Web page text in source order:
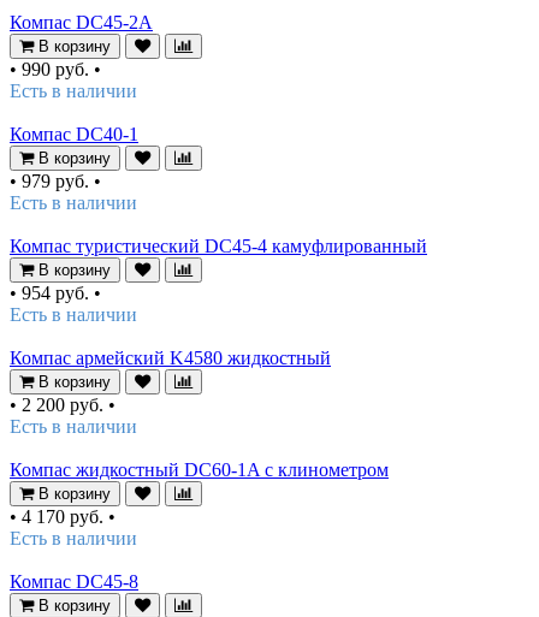
Компас DC45-2A
В корзину
• 990 руб. •
Есть в наличии
Компас DC40-1
В корзину
• 979 руб. •
Есть в наличии
Компас туристический DC45-4 камуфлированный
В корзину
• 954 руб. •
Есть в наличии
Компас армейский K4580 жидкостный
В корзину
• 2 200 руб. •
Есть в наличии
Компас жидкостный DC60-1A с клинометром
В корзину
• 4 170 руб. •
Есть в наличии
Компас DC45-8
В корзину